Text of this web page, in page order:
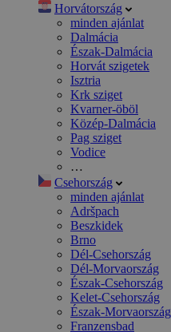
Horvátország
minden ajánlat
Dalmácia
Észak-Dalmácia
Horvát szigetek
Isztria
Krk sziget
Kvarner-öböl
Közép-Dalmácia
Pag sziget
Vodice
…
Csehország
minden ajánlat
Adršpach
Beszkidek
Brno
Dél-Csehország
Dél-Morvaország
Észak-Csehország
Kelet-Csehország
Észak-Morvaország
Franzensbad